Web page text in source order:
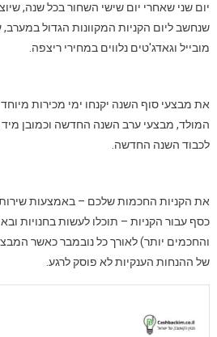
שנחשב ליום הקניות המקוונות הגדול
מובייל וגאדג'טים נלווים במחירי ריצפה.
את מבצעי סוף השנה יקנחו ימי מכירות
המולד, מבצעי ערב השנה החדשה וכמובן מיד
לכבוד השנה החדשה.
את הקניות החכמות שלכם – באמצעות
כסף עבור הקניות – תוכלו לעשות בחנויות
והחכמים יותר) לאורך כל נובמבר כאשר
של ההנחות הענקיות לא פוסק לרגע.